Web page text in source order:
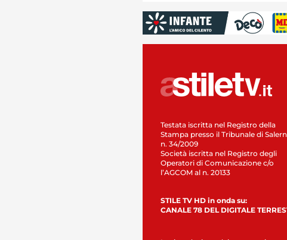
Testata iscritta nel Registro della
Stampa presso il Tribunale di
n. 34/2009
Società iscritta nel Registro degli
Operatori di Comunicazione c/o
l’AGCOM al n. 20133
STILE TV HD in onda su:
CANALE 78 DEL DIGITALE